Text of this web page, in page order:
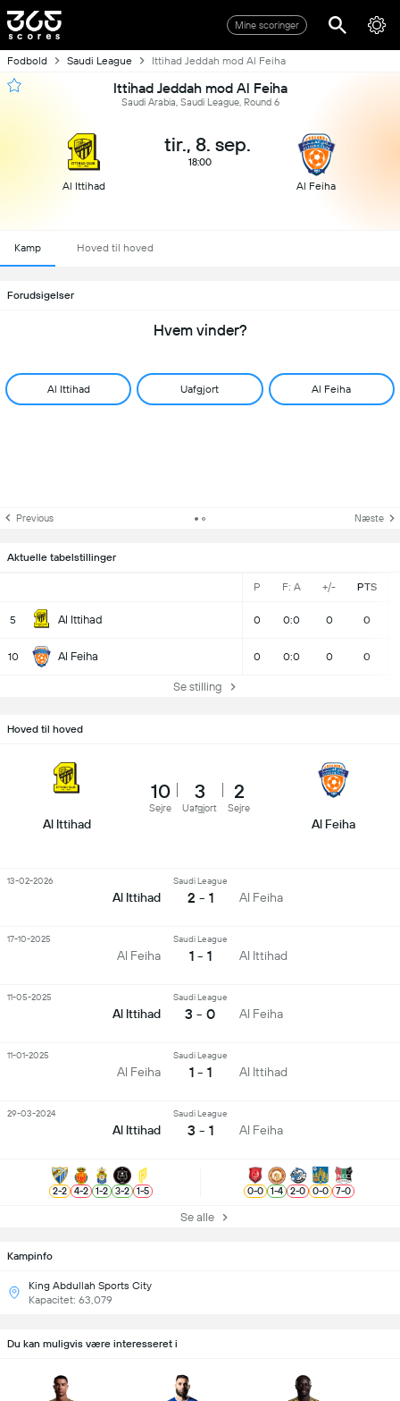
Mine scoringer
Fodbold Saudi League Ittihad Jeddah mod Al Feiha
Ittihad Jeddah mod Al Feiha
Saudi Arabia, Saudi League, Round 6
Al Ittihad
tir., 8. sep.
18:00
Al Feiha
Kamp Hoved til hoved
Forudsigelser
Hvem vinder?
Al Ittihad Uafgjort Al Feiha
Previous Næste
Aktuelle tabelstillinger
P F: A +/- PTS
5 Al Ittihad 0 0:0 0 0
10 Al Feiha 0 0:0 0 0
Se stilling
Kampinfo
King Abdullah Sports City
Kapacitet: 63,079
Hoved til hoved
Al Ittihad
10
Sejre
3
Uafgjort
2
Sejre
Al Feiha
Al Ittihad
Saudi League
2 - 1 Al Feiha
13-02-2026
Al Feiha
Saudi League
1 - 1 Al Ittihad
17-10-2025
Al Ittihad
Saudi League
3 - 0 Al Feiha
11-05-2025
Al Feiha
Saudi League
1 - 1 Al Ittihad
11-01-2025
Al Ittihad
Saudi League
3 - 1 Al Feiha
29-03-2024
2-2 4-2 1-2 3-2 1-5 0-0 1-4 2-0 0-0 7-0
Se alle
Du kan muligvis være interesseret i